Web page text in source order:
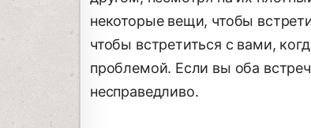
некоторые вещи, чтобы
чтобы встретиться с вами,
проблемой. Если вы оба
несправедливо.